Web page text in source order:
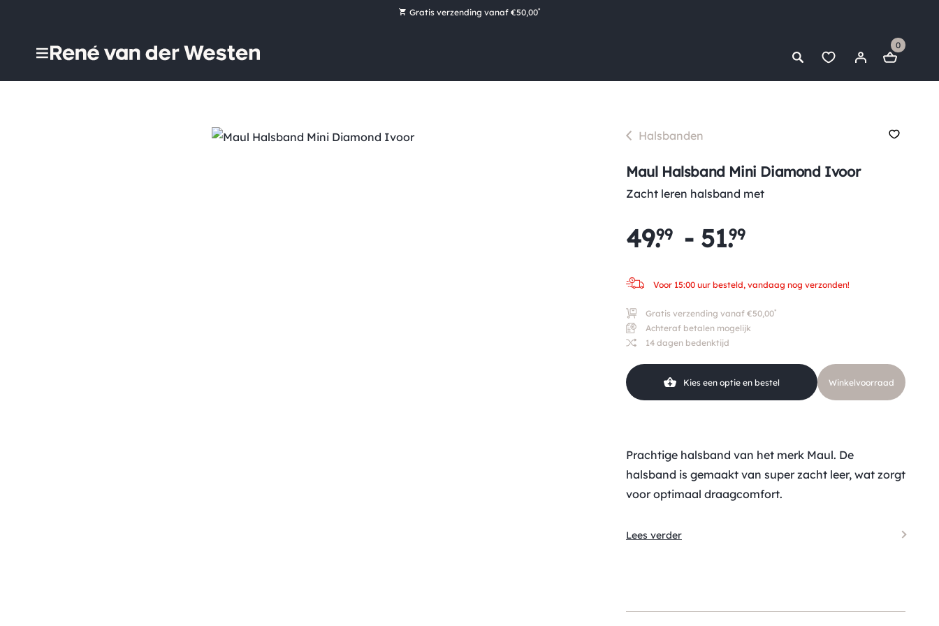
Gratis verzending vanaf €50,00*
0
Halsbanden
Maul Halsband Mini Diamond Ivoor
Zacht leren halsband met
49.99 - 51.
99
Voor 15:00 uur besteld, vandaag nog verzonden!
Gratis verzending vanaf €50,00*
Achteraf betalen mogelijk
14 dagen bedenktijd
Kies een optie en bestel Winkelvoorraad
Prachtige halsband van het merk Maul. De
halsband is gemaakt van super zacht leer, wat zorgt
voor optimaal draagcomfort.
Lees verder